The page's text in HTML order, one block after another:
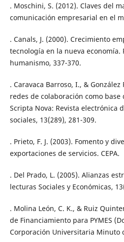
. Moschini, S. (2012). Claves del
comunicación empresarial en el
. Canals, J. (2000). Crecimiento
tecnología en la nueva economía.
humanismo, 337-370.
. Caravaca Barroso, I., & González
redes de colaboración como
Scripta Nova: Revista electrónica
sociales, 13(289), 281-309.
. Prieto, F. J. (2003). Fomento y
exportaciones de servicios. CEPA.
. Del Prado, L. (2005). Alianzas
lecturas Sociales y Económicas,
. Molina León, C. K., & Ruiz
de Financiamiento para PYMES
Corporación Universitaria Minuto